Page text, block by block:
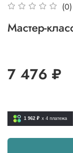
(0)
Мастер-
7 476 ₽
1 962 ₽ x 4 платежа